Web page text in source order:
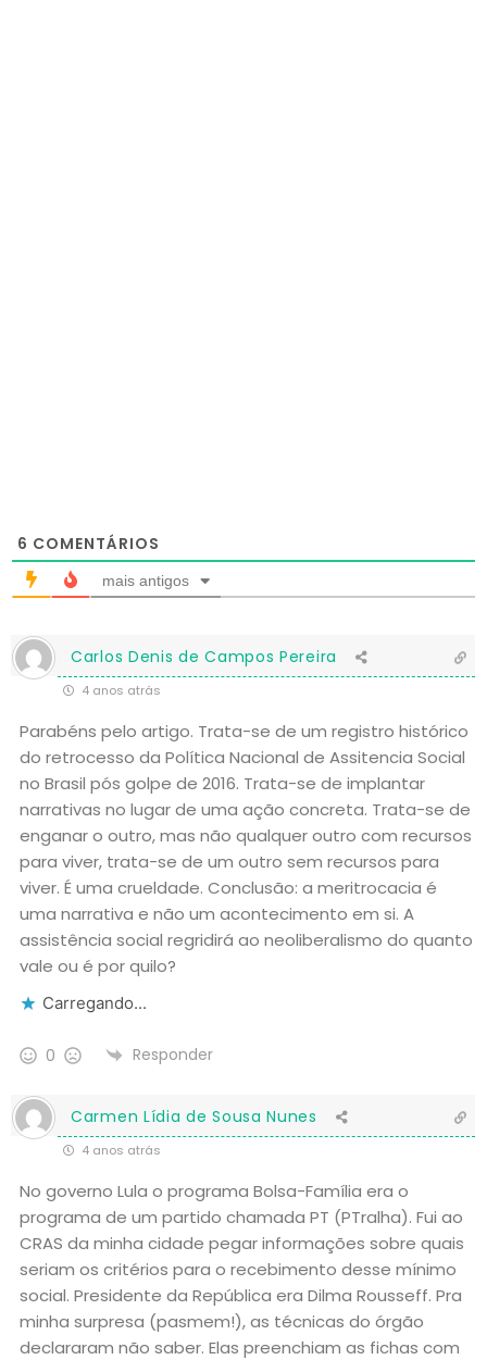
6 COMENTÁRIOS
mais antigos
Carlos Denis de Campos Pereira
4 anos atrás
Parabéns pelo artigo. Trata-se de um registro histórico
do retrocesso da Política Nacional de Assitencia Social
no Brasil pós golpe de 2016. Trata-se de implantar
narrativas no lugar de uma ação concreta. Trata-se de
enganar o outro, mas não qualquer outro com recursos
para viver, trata-se de um outro sem recursos para
viver. É uma crueldade. Conclusão: a meritrocacia é
uma narrativa e não um acontecimento em si. A
assistência social regridirá ao neoliberalismo do quanto
vale ou é por quilo?
Carregando...
0 Responder
Carmen Lídia de Sousa Nunes
4 anos atrás
No governo Lula o programa Bolsa-Família era o
programa de um partido chamada PT (PTralha). Fui ao
CRAS da minha cidade pegar informações sobre quais
seriam os critérios para o recebimento desse mínimo
social. Presidente da República era Dilma Rousseff. Pra
minha surpresa (pasmem!), as técnicas do órgão
declararam não saber. Elas preenchiam as fichas com